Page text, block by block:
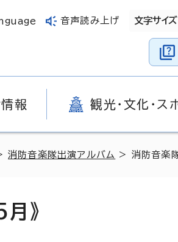
音声読み上げ 文字サイズ
報 観光・文化・ス
消防音楽隊出演アルバム > 消防音楽
》